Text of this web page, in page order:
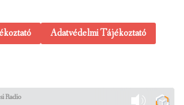
Adatvédelmi Tájékoztató
Radio